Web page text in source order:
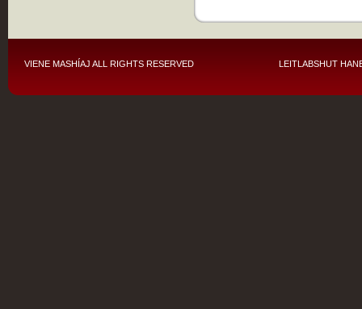
VIENE MASHÍAJ ALL RIGHTS RESERVED LEITLABSHUT